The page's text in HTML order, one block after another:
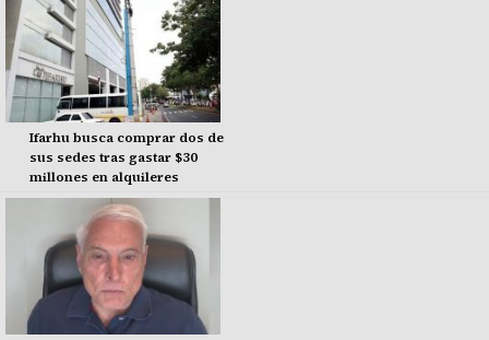
Ifarhu busca comprar dos de
sus sedes tras gastar $30
millones en alquileres